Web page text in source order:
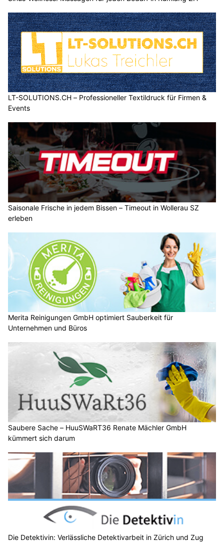
LT-SOLUTIONS.CH – Professioneller Textildruck für Firmen &
Events
Saisonale Frische in jedem Bissen – Timeout in Wollerau SZ
erleben
Merita Reinigungen GmbH optimiert Sauberkeit für
Unternehmen und Büros
Saubere Sache – HuuSWaRT36 Renate Mächler GmbH
kümmert sich darum
Die Detektivin: Verlässliche Detektivarbeit in Zürich und Zug